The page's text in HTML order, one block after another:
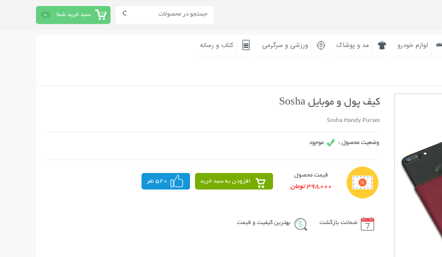
سبد خرید شما 0
لوازم خودرو مد و پوشاک ورزشی و سرگرمی کتاب و رسانه
کیف پول و موبایل Sosha
Sosha Handy Purses
قیمت محصول
398,000 تومان
افزودن به سبد خرید 520 نفر
ضمانت بازگشت بهترین کیفیت و قیمت